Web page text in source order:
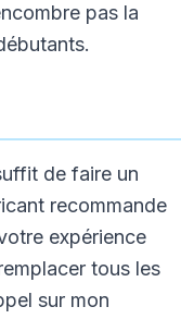
pas la
de faire un
recommande
expérience
tous les
sur mon